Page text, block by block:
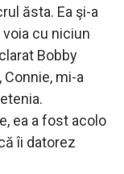
ăsta. Ea şi-a
cu niciun
Bobby
Connie, mi-a
ea a fost acolo
îi datorez